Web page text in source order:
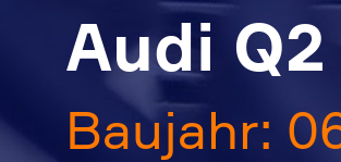
Audi Q2
Baujahr: